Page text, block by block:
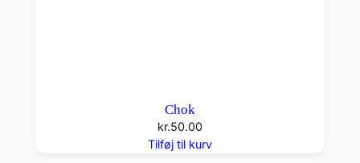
Chok
kr.50.00
Tilføj til kurv